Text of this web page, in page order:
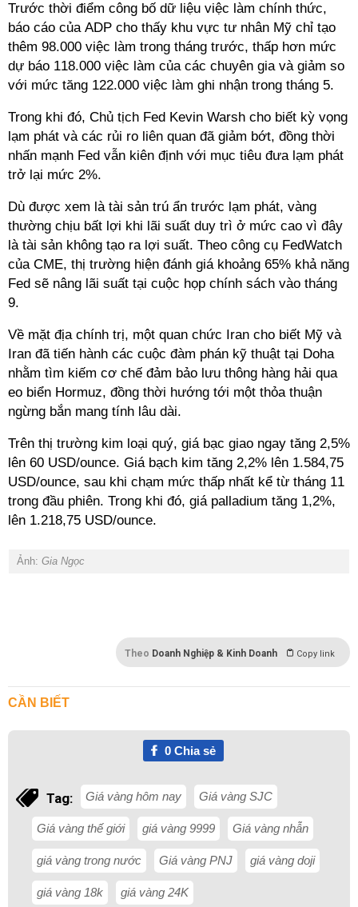
Trước thời điểm công bố dữ liệu việc làm chính thức,
báo cáo của ADP cho thấy khu vực tư nhân Mỹ chỉ tạo
thêm 98.000 việc làm trong tháng trước, thấp hơn mức
dự báo 118.000 việc làm của các chuyên gia và giảm so
với mức tăng 122.000 việc làm ghi nhận trong tháng 5.
Trong khi đó, Chủ tịch Fed Kevin Warsh cho biết kỳ vọng
lạm phát và các rủi ro liên quan đã giảm bớt, đồng thời
nhấn mạnh Fed vẫn kiên định với mục tiêu đưa lạm phát
trở lại mức 2%.
Dù được xem là tài sản trú ẩn trước lạm phát, vàng
thường chịu bất lợi khi lãi suất duy trì ở mức cao vì đây
là tài sản không tạo ra lợi suất. Theo công cụ FedWatch
của CME, thị trường hiện đánh giá khoảng 65% khả năng
Fed sẽ nâng lãi suất tại cuộc họp chính sách vào tháng
9.
Về mặt địa chính trị, một quan chức Iran cho biết Mỹ và
Iran đã tiến hành các cuộc đàm phán kỹ thuật tại Doha
nhằm tìm kiếm cơ chế đảm bảo lưu thông hàng hải qua
eo biển Hormuz, đồng thời hướng tới một thỏa thuận
ngừng bắn mang tính lâu dài.
Trên thị trường kim loại quý, giá bạc giao ngay tăng 2,5%
lên 60 USD/ounce. Giá bạch kim tăng 2,2% lên 1.584,75
USD/ounce, sau khi chạm mức thấp nhất kể từ tháng 11
trong đầu phiên. Trong khi đó, giá palladium tăng 1,2%,
lên 1.218,75 USD/ounce.
Ảnh: Gia Ngọc
Theo Doanh Nghiệp & Kinh Doanh Copy link
CẦN BIẾT
0Chia sẻ
Tag: Giá vàng hôm nay Giá vàng SJC
Giá vàng thế giới giá vàng 9999 Giá vàng nhẫn
giá vàng trong nước Giá vàng PNJ giá vàng doji
giá vàng 18k giá vàng 24K